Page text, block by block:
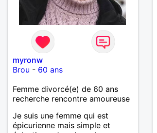
myronw
Brou - 60 ans
Femme divorcé(e) de 60 ans
recherche rencontre amoureuse
Je suis une femme qui est
épicurienne mais simple et